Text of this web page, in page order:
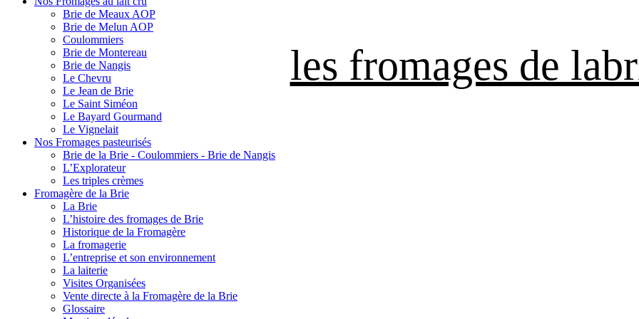
les fromages de
Brie de Meaux AOP
Brie de Melun AOP
Coulommiers
Brie de Montereau
Brie de Nangis
Le Chevru
Le Jean de Brie
Le Saint Siméon
Le Bayard Gourmand
Le Vignelait
Nos Fromages pasteurisés
Brie de la Brie - Coulommiers - Brie de Nangis
L’Explorateur
Les triples crèmes
Fromagère de la Brie
La Brie
L’histoire des fromages de Brie
Historique de la Fromagère
La fromagerie
L’entreprise et son environnement
La laiterie
Visites Organisées
Vente directe à la Fromagère de la Brie
Glossaire